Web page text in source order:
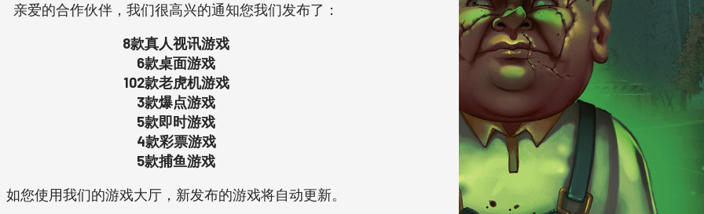
亲爱的合作伙伴，我们很高兴的通知您我们发布了：
8款真人视讯游戏
6款桌面游戏
102款老虎机游戏
3款爆点游戏
5款即时游戏
4款彩票游戏
5款捕鱼游戏
如您使用我们的游戏大厅，新发布的游戏将自动更新。